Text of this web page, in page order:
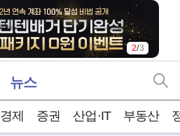
2/3
뉴스
경제 증권 산업·IT 부동산